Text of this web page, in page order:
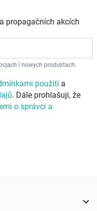
propagačních akcích
i nowych produktach.
použití a
. Dále prohlašuji, že
o správci a
